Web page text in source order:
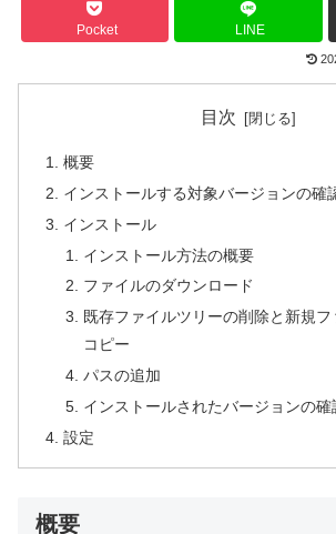
Pocket LINE
目次
概要
インストールする対象バージョンの確
インストール
インストール方法の概要
ファイルのダウンロード
既存ファイルツリーの削除と新規
コピー
パスの追加
インストールされたバージョンの確
設定
概要